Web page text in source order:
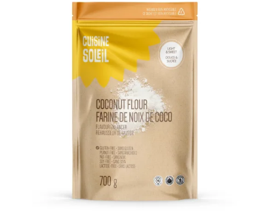
AJOUTER AU PANIER / DÉTAILS